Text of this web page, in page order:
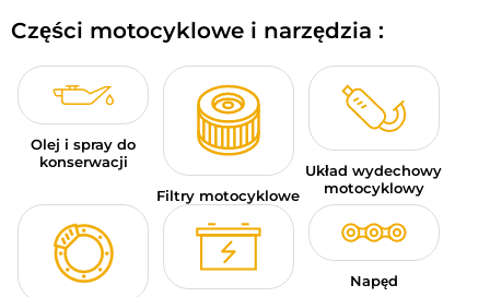
OKAZJE I PROMOCJE
KARTY PODARUNKOWE
PL | EUR € — MODYFIKUJ
MARKI
Części motocyklowe i narzędzia :
Olej i spray do
konserwacji
Filtry motocyklowe
Układ wydechowy
motocyklowy
Napęd